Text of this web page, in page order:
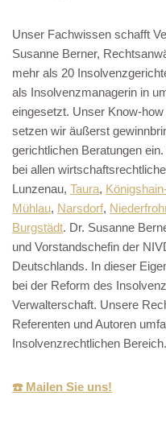
Unser Fachwissen schafft
Susanne Berner,
mehr als 20
als Insolvenzmanagerin in
eingesetzt. Unser Know-
setzen wir äußerst
gerichtlichen Beratungen
bei allen
Lunzenau, Taura,
Mühlau, Narsdorf,
Burgstädt. Dr. Susanne
und Vorstandschefin der
Deutschlands. In dieser
bei der Reform des
Verwalterschaft. Unsere
Referenten und Autoren
Insolvenzrechtlichen Bereich.
☎️ Mailen Sie uns!